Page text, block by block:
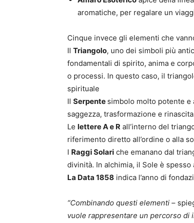
aromatiche, per regalare un
Cinque invece gli elementi che
Il Triangolo, uno dei simboli più
fondamentali di spirito, anima e
o processi. In questo caso, il
spirituale
Il Serpente simbolo molto potente e
saggezza, trasformazione e
Le lettere A e R all’interno del
riferimento diretto all’ordine o alla
I Raggi Solari che emanano dal
divinità. In alchimia, il Sole è
La Data 1858 indica l’anno di
“Combinando questi elementi –
vuole rappresentare un percorso di